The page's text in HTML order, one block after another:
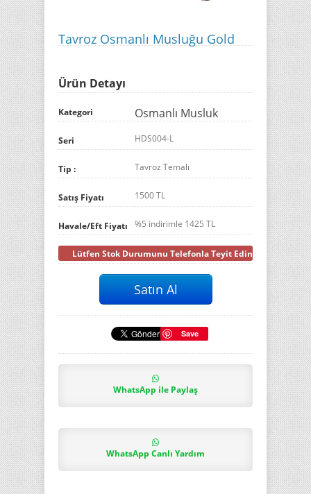
Tavroz Osmanlı Musluğu Gold
Ürün Detayı
Kategori Osmanlı Musluk
Seri HDS004-L
Tip : Tavroz Temalı
Satış Fiyatı 1500 TL
Havale/Eft Fiyatı %5 indirimle 1425 TL
Lütfen Stok Durumunu Telefonla Teyit Ediniz
Save
WhatsApp ile Paylaş
WhatsApp Canlı Yardım